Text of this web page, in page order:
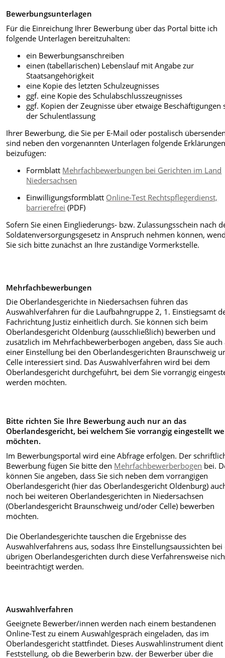
Bewerbungsunterlagen
Für die Einreichung Ihrer Bewerbung über das Portal bitte ich
folgende Unterlagen bereitzuhalten:
ein Bewerbungsanschreiben
einen (tabellarischen) Lebenslauf mit Angabe zur
Staatsangehörigkeit
eine Kopie des letzten Schulzeugnisses
ggf. eine Kopie des Schulabschlusszeugnisses
ggf. Kopien der Zeugnisse über etwaige Beschäftigungen
der Schulentlassung
Ihrer Bewerbung, die Sie per E-Mail oder postalisch
sind neben den vorgenannten Unterlagen folgende
beizufügen:
Formblatt Mehrfachbewerbungen bei Gerichten im Land
Niedersachsen
Einwilligungsformblatt Online-Test Rechtspflegerdienst,
barrierefrei (PDF)
Sofern Sie einen Eingliederungs- bzw. Zulassungsschein nach
Soldatenversorgungsgesetz in Anspruch nehmen können,
Sie sich bitte zunächst an Ihre zuständige Vormerkstelle.
Mehrfachbewerbungen
Die Oberlandesgerichte in Niedersachsen führen das
Auswahlverfahren für die Laufbahngruppe 2, 1. Einstiegsamt
Fachrichtung Justiz einheitlich durch. Sie können sich beim
Oberlandesgericht Oldenburg (ausschließlich) bewerben und
zusätzlich im Mehrfachbewerberbogen angeben, dass Sie auch
einer Einstellung bei den Oberlandesgerichten Braunschweig
Celle interessiert sind. Das Auswahlverfahren wird bei dem
Oberlandesgericht durchgeführt, bei dem Sie vorrangig
werden möchten.
Bitte richten Sie Ihre Bewerbung auch nur an das
Oberlandesgericht, bei welchem Sie vorrangig eingestellt
möchten.
Im Bewerbungsportal wird eine Abfrage erfolgen. Der
Bewerbung fügen Sie bitte den Mehrfachbewerberbogen bei.
können Sie angeben, dass Sie sich neben dem vorrangigen
Oberlandesgericht (hier das Oberlandesgericht Oldenburg)
noch bei weiteren Oberlandesgerichten in Niedersachsen
(Oberlandesgericht Braunschweig und/oder Celle) bewerben
möchten.
Die Oberlandesgerichte tauschen die Ergebnisse des
Auswahlverfahrens aus, sodass Ihre Einstellungsaussichten bei
übrigen Oberlandesgerichten durch diese Verfahrensweise
beeinträchtigt werden.
Auswahlverfahren
Geeignete Bewerber/innen werden nach einem bestandenen
Online-Test zu einem Auswahlgespräch eingeladen, das im
Oberlandesgericht stattfindet. Dieses Auswahlinstrument
Feststellung, ob die Bewerberin bzw. der Bewerber über die